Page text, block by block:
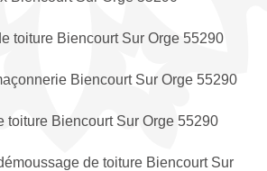
toiture Biencourt Sur Orge 55290
Biencourt Sur Orge 55290
toiture Biencourt Sur Orge 55290
de toiture Biencourt Sur